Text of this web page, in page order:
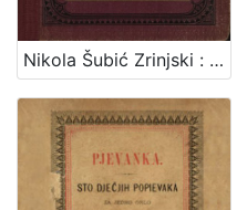
Nikola Šubić Zrinjski : glasbena tragedija u 3 čina (8 slika) : op. 403 / glasbotvorio Ivan pl. Zajc ; po drami Teodora Körnera napisao Hugo Badalić ; priređeno po sladatelju za glasovir ujedno s pjevanjem i sa hrvatskim i talijanskim tekstom. Zagreb, [1884].